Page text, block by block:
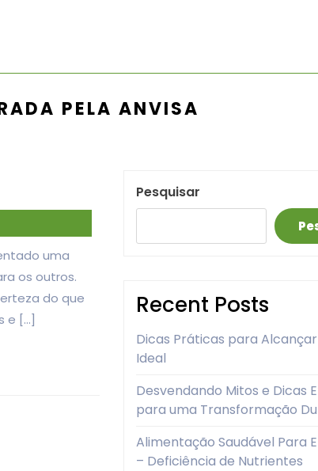
PELA ANVISA
uma
os outros.
do que
e […]
Pesquisar
Recent Posts
Dicas Práticas para Alcançar
Ideal
Desvendando Mitos e Dicas
para uma Transformação
Alimentação Saudável Para
– Deficiência de Nutrientes